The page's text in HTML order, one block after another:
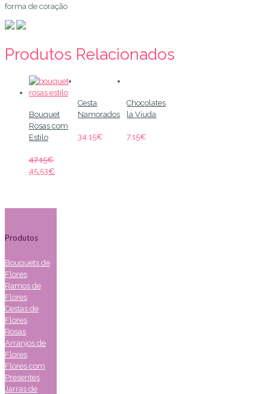
forma de coração
Produtos Relacionados
Bouquet
Rosas com
Estilo
47.15€
45.53€
Cesta
Namorados
34.15€
Chocolates
la Viuda
7.15€
Produtos
Bouquets de
Flores
Ramos de
Flores
Cestas de
Flores
Rosas
Arranjos de
Flores
Flores com
Presentes
Jarras de